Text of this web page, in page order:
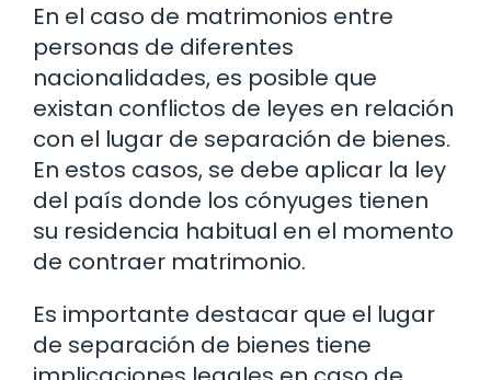
En el caso de matrimonios entre
personas de diferentes
nacionalidades, es posible que
existan conflictos de leyes en relación
con el lugar de separación de bienes.
En estos casos, se debe aplicar la ley
del país donde los cónyuges tienen
su residencia habitual en el momento
de contraer matrimonio.
Es importante destacar que el lugar
de separación de bienes tiene